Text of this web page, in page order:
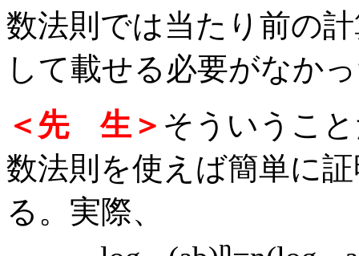
数法則では当たり前の
して載せる必要がなか
＜先 生＞ そういうこ
数法則を使えば簡単に
る。実際、
n